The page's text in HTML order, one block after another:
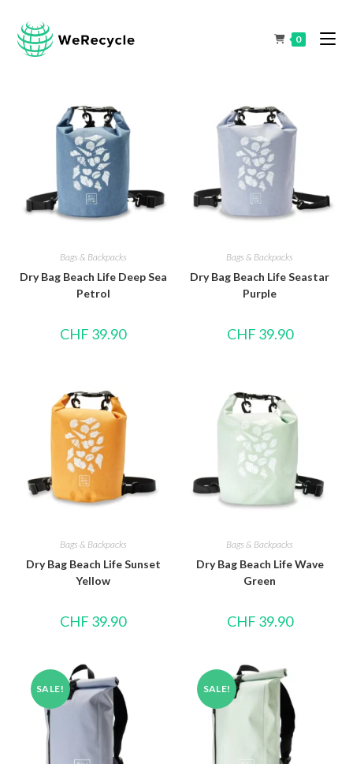
0
Bags & Backpacks
Dry Bag Beach Life Deep Sea
Petrol
CHF 39.90
Bags & Backpacks
Dry Bag Beach Life Seastar
Purple
CHF 39.90
Bags & Backpacks
Dry Bag Beach Life Sunset
Yellow
CHF 39.90
Bags & Backpacks
Dry Bag Beach Life Wave
Green
CHF 39.90
SALE! SALE!